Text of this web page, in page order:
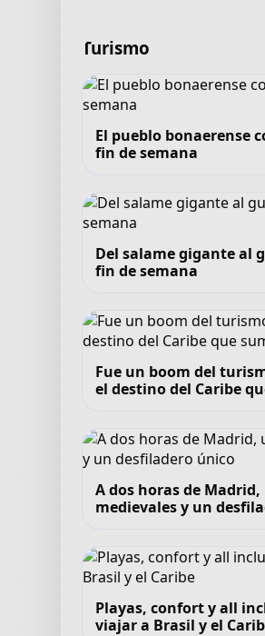
Turismo
El pueblo bonaerense
fin de semana
Del salame gigante al
fin de semana
Fue un boom del
el destino del Caribe
A dos horas de
medievales y un
Playas, confort y all
viajar a Brasil y el